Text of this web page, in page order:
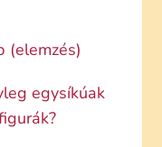
(elemzés)
egysíkúak